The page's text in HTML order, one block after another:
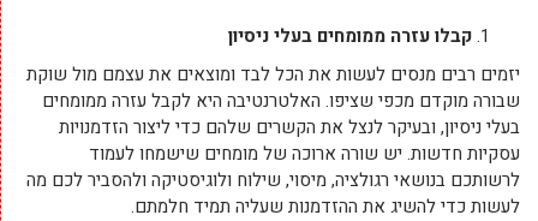
קבלו עזרה ממומחים בעלי ניסיון
יזמים רבים מנסים לעשות את הכל לבד ומוצאים את עצמם מול שוקת
שבורה מוקדם מכפי שציפו. האלטרנטיבה היא לקבל עזרה ממומחים
בעלי ניסיון, ובעיקר לנצל את הקשרים שלהם כדי ליצור הזדמנויות
עסקיות חדשות. יש שורה ארוכה של מומחים שישמחו לעמוד
לרשותכם בנושאי רגולציה, מיסוי, שילוח ולוגיסטיקה ולהסביר לכם מה
לעשות כדי להשיג את ההזדמנות שעליה תמיד חלמתם.